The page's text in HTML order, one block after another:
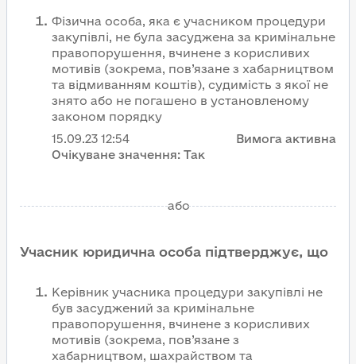
Фізична особа, яка є учасником процедури
закупівлі, не була засуджена за кримінальне
правопорушення, вчинене з корисливих
мотивів (зокрема, пов’язане з хабарництвом
та відмиванням коштів), судимість з якої не
знято або не погашено в установленому
законом порядку
15.09.23 12:54
Вимога активна
Очікуване значення: Так
або
Учасник юридична особа підтверджує, що
Керівник учасника процедури закупівлі не
був засуджений за кримінальне
правопорушення, вчинене з корисливих
мотивів (зокрема, пов’язане з
хабарництвом, шахрайством та